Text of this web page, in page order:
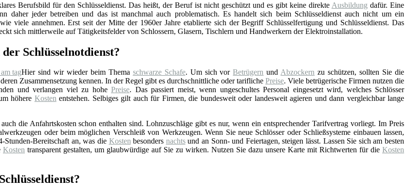
Berufsbild für den Schlüsseldienst. Das heißt, der Beruf ist nicht geschützt und es gibt keine direkte Ausbildung dafür. Eine
daher jeder betreiben und das ist manchmal auch problematisch. Es handelt sich beim Schlüsseldienst auch nicht um ein
viele annehmen. Erst seit der Mitte der 1960er Jahre etablierte sich der Begriff Schlüsselfertigung und Schlüsseldienst. Das
sich mittlerweile auf Tätigkeitsfelder von Schlossern, Glasern, Tischlern und Handwerkern der Elektroinstallation.
Schlüsselnotdienst?
Hier sind wir wieder beim Thema schwarze Schafe. Um sich vorBetrügern undAbzockern zu schützen, sollten Sie die
Zusammensetzung kennen. In der Regel gibt es durchschnittliche oder tarifliche Preise. Viele betrügerische Firmen nutzen die
und verlangen viel zu hohe Preise. Das passiert meist, wenn ungeschultes Personal eingesetzt wird, welches Schlösser
höhere Kostenentstehen. Selbiges gilt auch für Firmen, die bundesweit oder landesweit agieren und dann vergleichbar lange
die Anfahrtskosten schon enthalten sind. Lohnzuschläge gibt es nur, wenn ein entsprechender Tarifvertrag vorliegt. Im Preis
oder beim möglichen Verschleiß von Werkzeugen. Wenn Sie neue Schlösser oder Schließsysteme einbauen lassen,
Stunden-Bereitschaft an, was die Kostenbesonders nachtsund an Sonn- und Feiertagen, steigen lässt. Lassen Sie sich am besten
Kosten transparent gestalten, um glaubwürdige auf Sie zu wirken. Nutzen Sie dazu unsere Karte mit Richtwerten für die Kosten